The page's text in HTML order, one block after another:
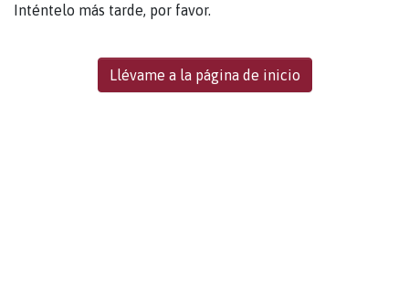
Inténtelo más tarde, por favor.
Llévame a la página de inicio